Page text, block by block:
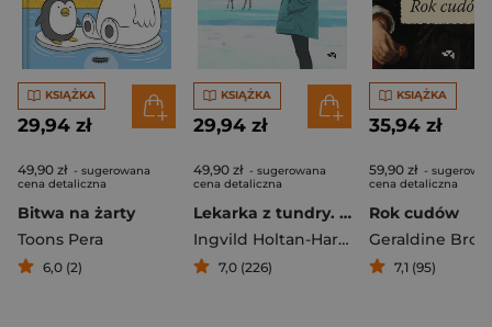
KSIĄŻKA
29,94 zł
49,90 zł - sugerowana
cena detaliczna
Bitwa na żarty
Toons Pera
6,0 (2)
KSIĄŻKA
29,94 zł
49,90 zł - sugerowana
cena detaliczna
Lekarka z tundry. Opowieść z krańców Norwegii
Ingvild Holtan-Hartwig
7,0 (226)
KSIĄŻKA
35,94 zł
59,90 zł -
cena detaliczna
Rok cudów
Geraldine
7,1 (95)